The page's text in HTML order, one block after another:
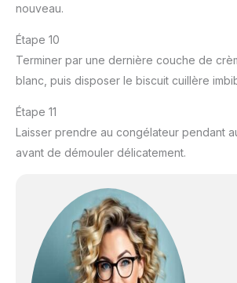
nouveau.
Étape 10
Terminer par une dernière couche de
blanc, puis disposer le biscuit cuillère
Étape 11
Laisser prendre au congélateur pendant
avant de démouler délicatement.